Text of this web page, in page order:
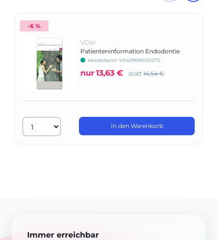
-6 %
VDW
Patienteninformation Endodontie
Herstellernr: V040999000275
nur13,63 € statt 14,54 €
In den Warenkorb
Immer erreichbar